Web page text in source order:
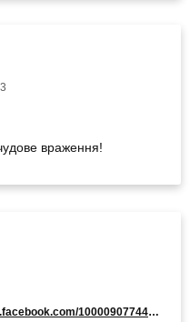
враження!
https://www.facebook.com/100009077441730